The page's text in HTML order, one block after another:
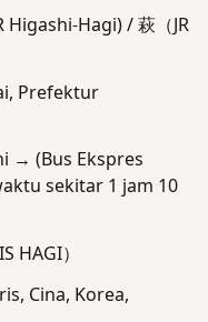
Hagi) / 萩（JR
Prefektur
→ (Bus Ekspres
sekitar 1 jam 10
HAGI）
Cina, Korea,